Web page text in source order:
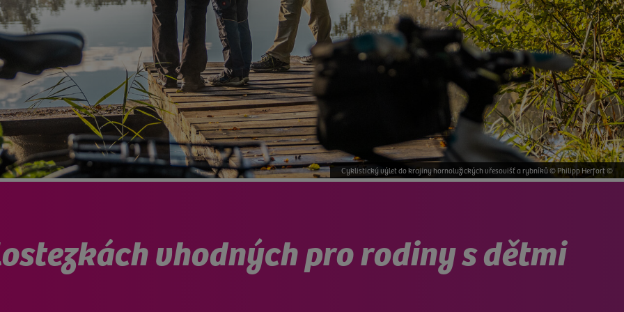
Cyklistika v západní Lužici © Philipp Herfort ©
Cyklistický výlet do krajiny hornolužických vřesovišť a rybníků © Philipp Herfort ©
vhodných pro rodiny s dětmi